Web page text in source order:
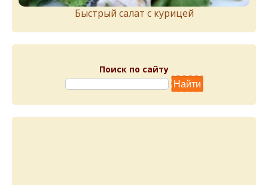
Быстрый салат с курицей
Поиск по сайту